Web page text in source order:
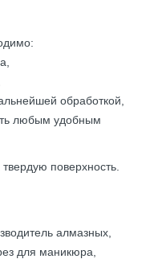
обработкой,
любым удобным
поверхность.
алмазных,
для маникюра,